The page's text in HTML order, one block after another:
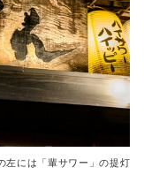
左には「輩サワー」の提灯